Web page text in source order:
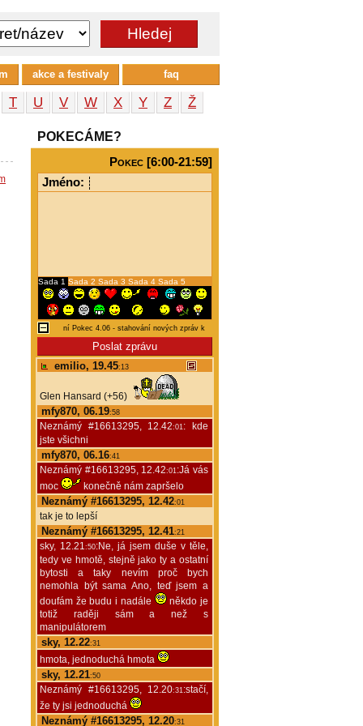
T U V W X Y Z
Ž
POKECÁME?
Pokec [6:00-21:59]
Jméno:
Sada 1 Sada 2 Sada 3 Sada 4 Sada 5
emilio, 19.45:13
Glen Hansard (+56)
mfy870, 06.19:58
Neznámý #16613295, 12.42:01: kde
jste všichni
mfy870, 06.16:41
Neznámý #16613295, 12.42:01:Já vás
moc
konečně nám zapršelo
Neznámý #16613295, 12.42:01
tak je to lepší
Neznámý #16613295, 12.41:21
sky, 12.21:50:Ne, já jsem duše v těle,
tedy ve hmotě, stejně jako ty a ostatní
bytosti a taky nevím proč bych
nemohla být sama Ano, teď jsem a
doufám že budu i nadále
někdo je
totiž raději sám a než s
manipulátorem
sky, 12.22:31
hmota, jednoduchá hmota
sky, 12.21:50
Neznámý #16613295, 12.20:31:stačí,
že ty jsi jednoduchá
Neznámý #16613295, 12.20:31
akce a festivaly faq